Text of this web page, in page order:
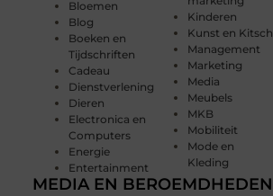
Bloemen
Blog
Boeken en
Tijdschriften
Cadeau
Dienstverlening
Dieren
Electronica en
Computers
Energie
Entertainment
Kinderen
Kunst en Kitsch
Management
Marketing
Media
Meubels
MKB
Mobiliteit
Mode en
Kleding
MEDIA EN BEROEMDHEDEN